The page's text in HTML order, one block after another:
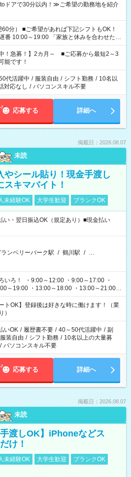
ドアで30分以内！≫ご希望の勤務地を紹介
シフトもOK！
「家族と休みを合わせた
夕飯の準備がしたい」 「できれば残業はし
を教えてくださいね。 ※Wワーク希望
事で希望する勤務時間と、もう1つのお仕事
週40時間を超える場合は応募できません。
中！急募！】2カ月～ ■ご応募から最短2～3
能です！
代活躍中 / 服装自由 / シフト勤務 / 10名以
対応なし / パソコンスキル不要
応募する 詳細へ
掲載日：2026.08.07
未読
やシール貼り！現金手渡し
キマバイト！
未経験OK 大学生歓迎 ブランクOK
・翌日振込OK（規定あり）■現金払い
ンベリーパーク駅 / 鶴川駅 / …
いろ！ ・9:00～12:00 ・9:00～17:00 ・
～19:00 ・13:00～18:00 ・13:00～21:00
なお仕事も！
てください！
トOK】登録後は好きな時に働けます！（業
）
いOK / 履歴書不要 / 40～50代活躍中 / 副
服装自由 / シフト勤務 / 10名以上の大量募
/ パソコンスキル不要
応募する 詳細へ
掲載日：2026.08.07
未読
手渡しOK】iPhoneなどス
け！
未経験OK 大学生歓迎
ブランクOK